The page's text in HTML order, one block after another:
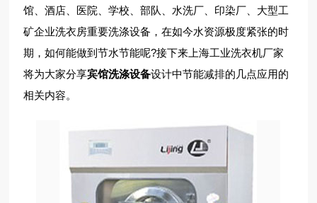
馆、酒店、医院、学校、部队、水洗厂、印染厂、大型工
矿企业洗衣房重要洗涤设备，在如今水资源极度紧张的时
期，如何能做到节水节能呢?接下来上海工业洗衣机厂家
将为大家分享宾馆洗涤设备设计中节能减排的几点应用的
相关内容。